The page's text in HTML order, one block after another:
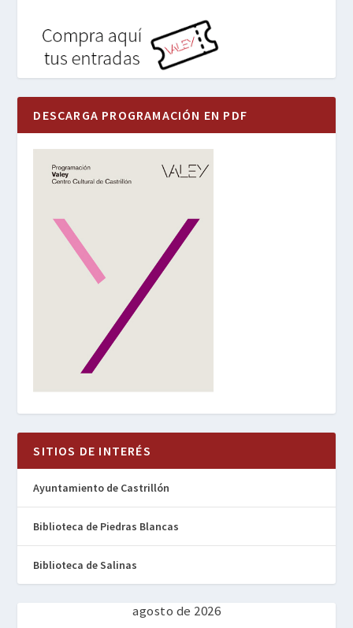
DESCARGA PROGRAMACIÓN EN PDF
SITIOS DE INTERÉS
Ayuntamiento de Castrillón
Biblioteca de Piedras Blancas
Biblioteca de Salinas
agosto de 2026